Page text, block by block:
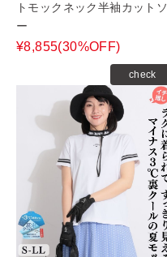
トモックネック半袖カットソ
ー
¥8,855(30%OFF)
check